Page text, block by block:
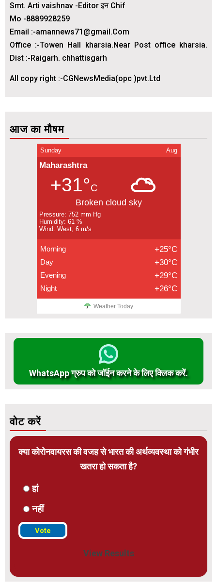
Smt. Arti vaishnav -Editor इन Chif
Mo -8889928259
Email :-amannews71@gmail.Com
Office :-Towen Hall kharsia.Near Post office kharsia.
Dist :-Raigarh. chhattisgarh
All copy right :-CGNewsMedia(opc )pvt.Ltd
आज का मौषम
Sunday Aug
Maharashtra
+31°C
Broken cloud sky
Pressure: 752 mm Hg
Humidity: 61 %
Wind: West, 6 m/s
Morning +25°C
Day +30°C
Evening +29°C
Night +26°C
Weather Today
WhatsApp ग्रुप को जॉईन करने के लिए क्लिक करें.
वोट करें
क्या कोरोनवायरस की वजह से भारत की अर्थव्यवस्था को गंभीर
खतरा हो सकता है?
हां
नहीं
View Results